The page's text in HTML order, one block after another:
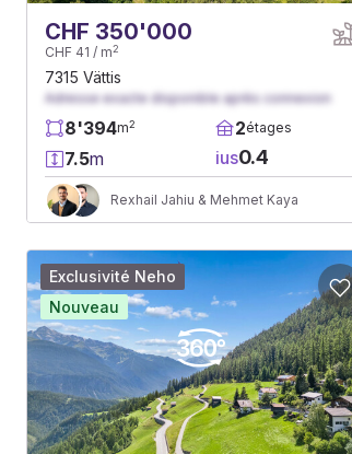
CHF 350'000
CHF 41 / m2
7315 Vättis
Adresse exacte disponible après connexion
8'394m2 2étages
7.5m ius0.4
Rexhail Jahiu & Mehmet Kaya
Exclusivité Neho
Nouveau